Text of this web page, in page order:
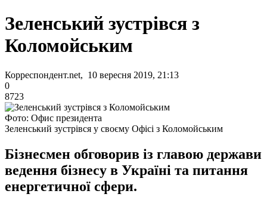
Зеленський зустрівся з
Коломойським
Корреспондент.net, 10 вересня 2019, 21:13
0
8723
Фото: Офис президента
Зеленський зустрівся у своєму Офісі з Коломойським
Бізнесмен обговорив із главою держави
ведення бізнесу в Україні та питання
енергетичної сфери.